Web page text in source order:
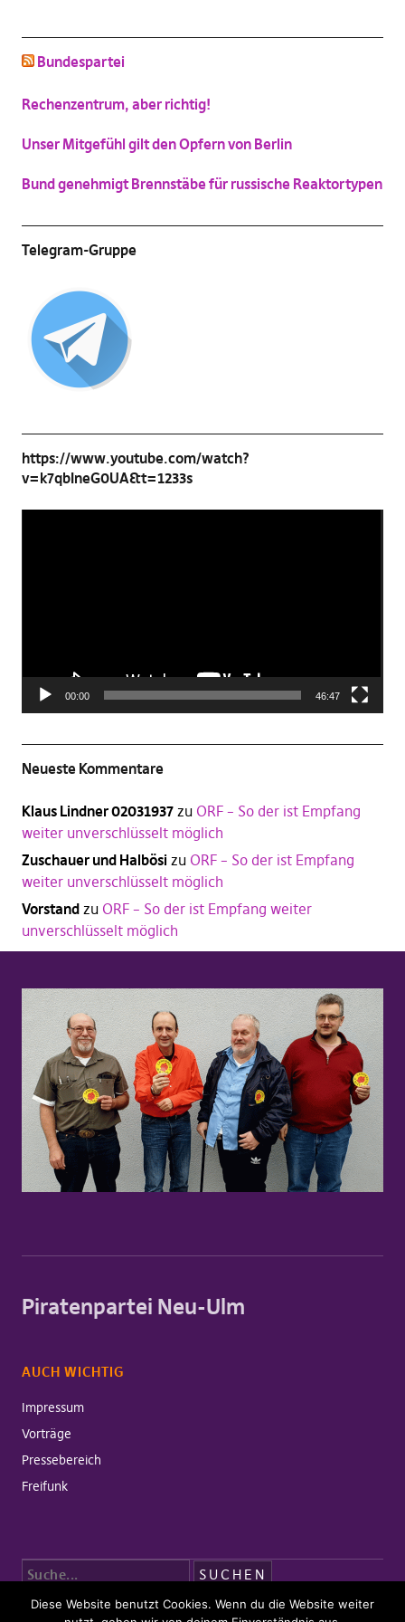
Katzenbild-Piratenpartei
Vergrößern
Bundespartei
Rechenzentrum, aber richtig!
Unser Mitgefühl gilt den Opfern von Berlin
Bund genehmigt Brennstäbe für russische Reaktortypen
Telegram-Gruppe
https://www.youtube.com/watch?
v=k7qbIneG0UA&t=1233s
00:00 46:47
Neueste Kommentare
Klaus Lindner 02031937zu ORF – So der ist Empfang
weiter unverschlüsselt möglich
Zuschauer und Halbösi zu ORF – So der ist Empfang
weiter unverschlüsselt möglich
Vorstandzu ORF – So der ist Empfang weiter
unverschlüsselt möglich
Piratenpartei Neu-Ulm
AUCH WICHTIG
Impressum
Vorträge
Pressebereich
Freifunk
Copyright © 2026 Piratenpartei Neu-Ulm
Diese Website benutzt Cookies. Wenn du die Website weiter